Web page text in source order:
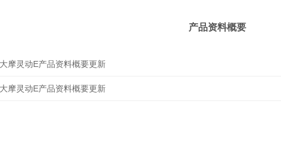
产品资料概要
大摩灵动E产品资料概要更新
大摩灵动E产品资料概要更新